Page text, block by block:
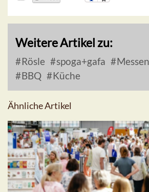
Weitere Artikel zu:
Rösle spoga+gafa Messen
BBQ
Küche
Ähnliche Artikel